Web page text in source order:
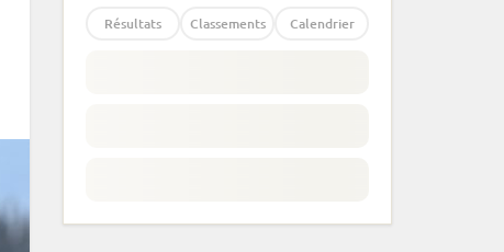
Résultats Classements Calendrier